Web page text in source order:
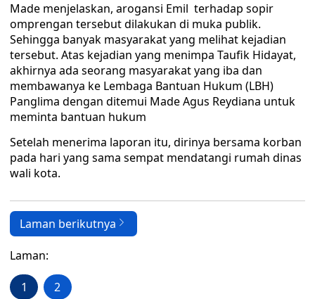
Made menjelaskan, arogansi Emil terhadap sopir
omprengan tersebut dilakukan di muka publik.
Sehingga banyak masyarakat yang melihat kejadian
tersebut. Atas kejadian yang menimpa Taufik Hidayat,
akhirnya ada seorang masyarakat yang iba dan
membawanya ke Lembaga Bantuan Hukum (LBH)
Panglima dengan ditemui Made Agus Reydiana untuk
meminta bantuan hukum
Setelah menerima laporan itu, dirinya bersama korban
pada hari yang sama sempat mendatangi rumah dinas
wali kota.
Laman berikutnya
Laman:
1 2